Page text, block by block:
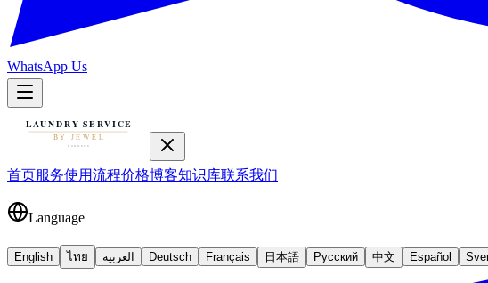
WhatsApp Us
首页服务使用流程价格博客知识库联系我们
Language
English ไทย العربية Deutsch Français 日本語 Русский 中文 Español